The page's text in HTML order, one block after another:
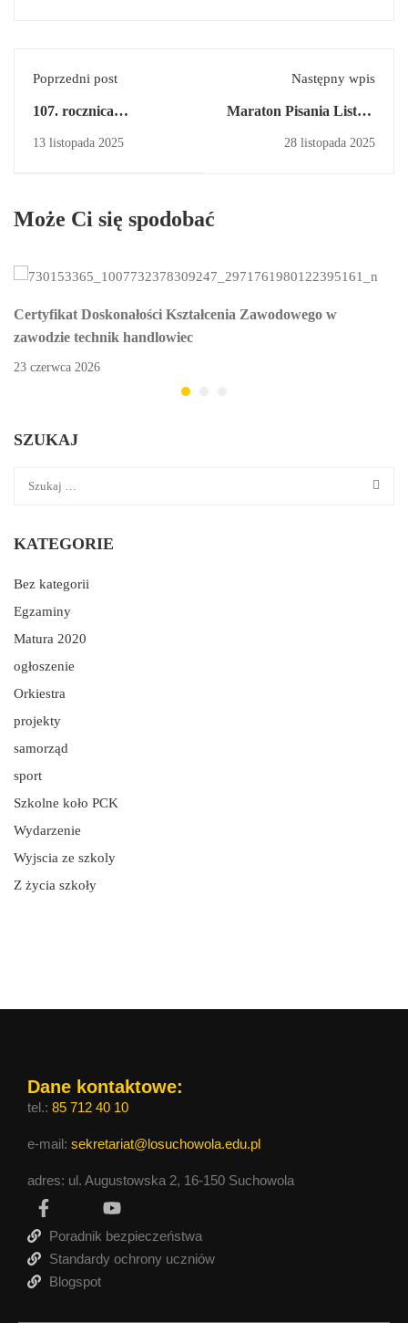
Poprzedni post
107. rocznica
Odzyskania
13 listopada 2025
Następny wpis
Maraton Pisania Listów
2025
28 listopada 2025
Może Ci się spodobać
Certyfikat Doskonałości Kształcenia Zawodowego w
zawodzie technik handlowiec
23 czerwca 2026
SZUKAJ
KATEGORIE
Bez kategorii
Egzaminy
Matura 2020
ogłoszenie
Orkiestra
projekty
samorząd
sport
Szkolne koło PCK
Wydarzenie
Wyjscia ze szkoly
Z życia szkoły
Dane kontaktowe:
tel.: 85 712 40 10
e-mail: sekretariat@losuchowola.edu.pl
adres: ul. Augustowska 2, 16-150 Suchowola
Poradnik bezpieczeństwa
Standardy ochrony uczniów
Blogspot